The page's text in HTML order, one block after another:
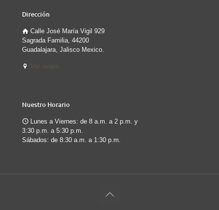
Dirección
Calle José María Vigil 929
Sagrada Familia, 44200
Guadalajara, Jalisco Mexico.
Nuestro Horario
Lunes a Viernes: de 8 a.m. a 2 p.m. y
3:30 p.m. a 5:30 p.m.
Sábados: de 8:30 a.m. a 1:30 p.m.